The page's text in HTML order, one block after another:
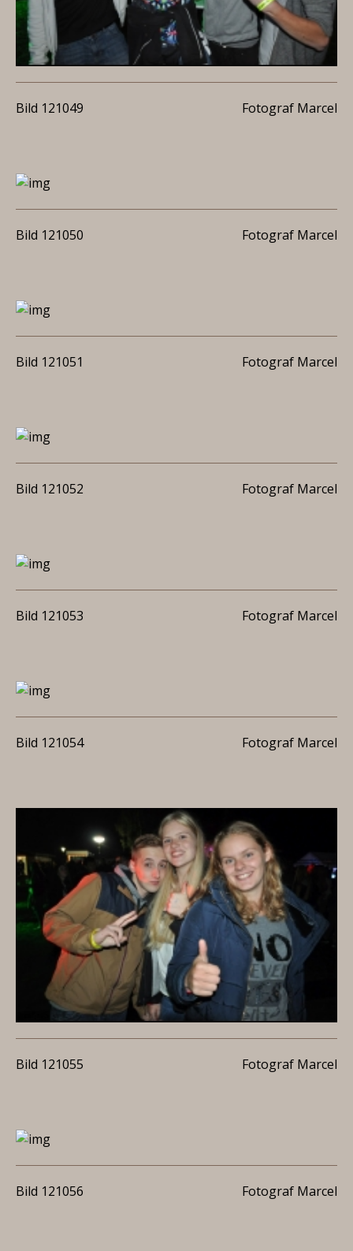
Bild 121049 Fotograf Marcel
Bild 121050 Fotograf Marcel
Bild 121051 Fotograf Marcel
Bild 121052 Fotograf Marcel
Bild 121053 Fotograf Marcel
Bild 121054 Fotograf Marcel
Bild 121055 Fotograf Marcel
Bild 121056 Fotograf Marcel